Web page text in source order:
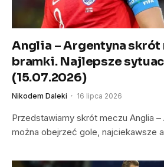
Anglia – Argentyna skrót
bramki. Najlepsze
(15.07.2026)
Nikodem Daleki 16 lipca 2026
Przedstawiamy skrót meczu Anglia
można obejrzeć gole, najciekawsze